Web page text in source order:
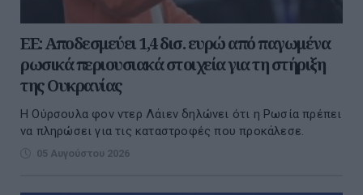
ΕΕ: Αποδεσμεύει 1,4 δισ. ευρώ από παγωμένα
ρωσικά περιουσιακά στοιχεία για τη στήριξη
της Ουκρανίας
Η Ούρσουλα φον ντερ Λάιεν δηλώνει ότι η Ρωσία πρέπει
να πληρώσει για τις καταστροφές που προκάλεσε.
05 Αυγούστου 2026